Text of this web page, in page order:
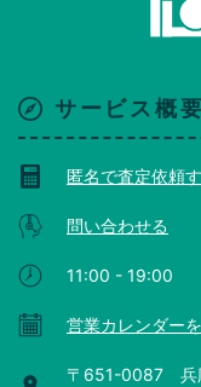
サービス概要
匿名で査定依頼
問い合わせる
11:00 - 19:00
営業カレンダー
〒651-0087 兵